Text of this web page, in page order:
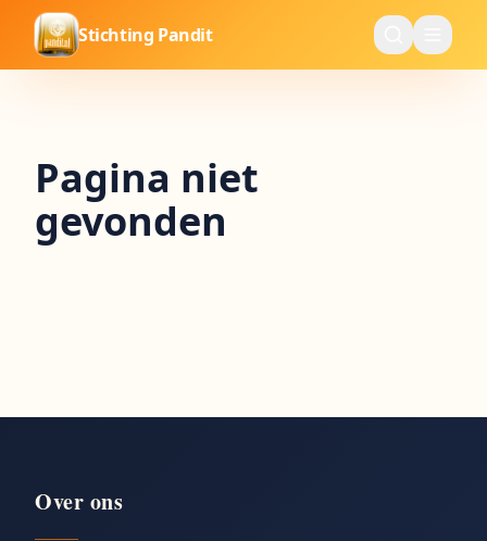
Stichting Pandit
Pagina niet
gevonden
Over ons